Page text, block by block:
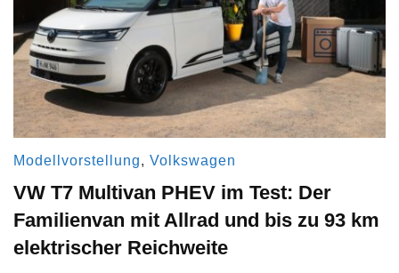
Modellvorstellung, Volkswagen
VW T7 Multivan PHEV im Test: Der
Familienvan mit Allrad und bis zu 93 km
elektrischer Reichweite